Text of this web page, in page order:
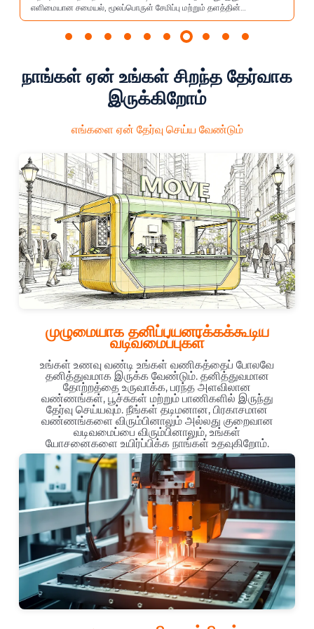
சேமிப்பு மற்றும் தளத்தின்
நெகிழ்வான இயக்கம் மற்றும் குறைந்த
எழில் சூழ்ந்த இடங்கள் மற்றும் சமூக
இடஞ்சார்ந்த கட்டுப்பாடுகளை
மற்றும் நெகிழ்வான
தள கேட்டரிங், கேட்டரிங்
நாங்கள் ஏன் உங்கள் சிறந்த தேர்வாக
இருக்கிறோம்
எங்களை ஏன் தேர்வு செய்ய வேண்டும்
முழுமையாக தனிப்பயனாக்கக்கூடிய
வடிவமைப்புகள்
உங்கள் உணவு வண்டி உங்கள் வணிகத்தைப் போலவே
தனித்துவமாக இருக்க வேண்டும். தனித்துவமான
தோற்றத்தை உருவாக்க, பரந்த அளவிலான
வண்ணங்கள், பூச்சுகள் மற்றும் பாணிகளில் இருந்து
தேர்வு செய்யவும். நீங்கள் தடிமனான, பிரகாசமான
வண்ணங்களை விரும்பினாலும் அல்லது குறைவான
வடிவமைப்பை விரும்பினாலும், உங்கள்
யோசனைகளை உயிர்ப்பிக்க நாங்கள் உதவுகிறோம்.